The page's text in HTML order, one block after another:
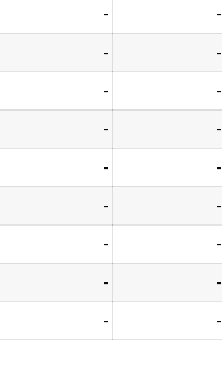
- -
- -
- -
- -
- -
- -
- -
- -
- -